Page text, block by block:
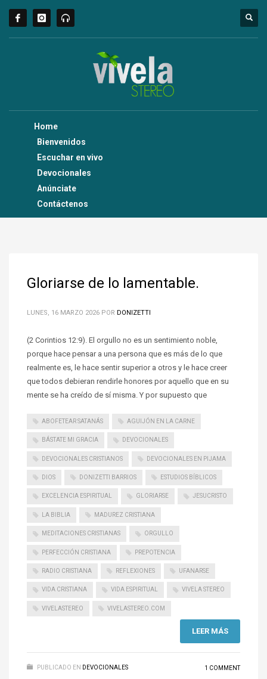
Home
Bienvenidos
Escuchar en vivo
Devocionales
Anúnciate
Contáctenos
Gloriarse de lo lamentable.
LUNES, 16 MARZO 2026 POR DONIZETTI
(2 Corintios 12:9). El orgullo no es un sentimiento noble,
porque hace pensar a una persona que es más de lo que
realmente es, le hace sentir superior a otros y le hace creer
que todos debieran rendirle honores por aquello que en su
mente se ha creído de sí misma. Y por supuesto que
ABOFETEAR SATANÁS AGUIJÓN EN LA CARNE
BÁSTATE MI GRACIA DEVOCIONALES
DEVOCIONALES CRISTIANOS DEVOCIONALES EN PIJAMA
DIOS DONIZETTI BARRIOS ESTUDIOS BÍBLICOS
EXCELENCIA ESPIRITUAL GLORIARSE JESUCRISTO
LA BIBLIA MADUREZ CRISTIANA
MEDITACIONES CRISTIANAS ORGULLO
PERFECCIÓN CRISTIANA PREPOTENCIA
RADIO CRISTIANA REFLEXIONES UFANARSE
VIDA CRISTIANA VIDA ESPIRITUAL VIVELA STEREO
VIVELASTEREO VIVELASTEREO.COM
LEER MÁS
PUBLICADO EN DEVOCIONALES 1 COMMENT